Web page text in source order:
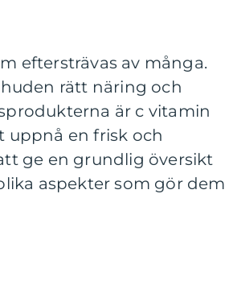
eftersträvas av många.
rätt näring och
är c vitamin
uppnå en frisk och
ge en grundlig översikt
aspekter som gör dem